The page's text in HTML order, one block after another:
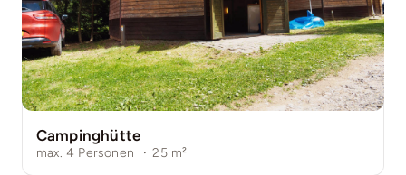
Campinghütte
max. 4 Personen · 25 m²